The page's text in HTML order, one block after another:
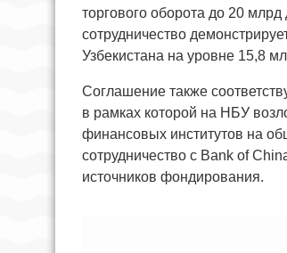
торгового оборота до 20
сотрудничество
Узбекистана на уровне 15,8
Соглашение также
в рамках которой на НБУ
финансовых институтов на
сотрудничество с Bank of
источников фондирования.